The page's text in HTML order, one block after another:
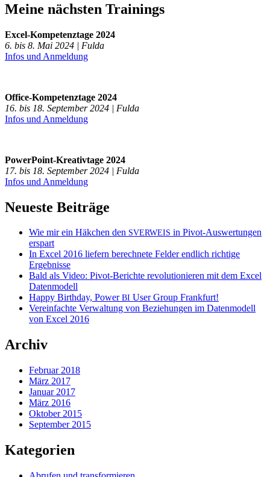
Meine nächsten Trainings
Excel-Kompetenztage 2024
6. bis 8. Mai 2024 | Fulda
Infos und Anmeldung
Office-Kompetenztage 2024
16. bis 18. September 2024 | Fulda
Infos und Anmeldung
PowerPoint-Kreativtage 2024
17. bis 18. September 2024 | Fulda
Infos und Anmeldung
Neueste Beiträge
Wie mir ein Häkchen den SVERWEIS in Pivot-Auswertungen
erspart
In Excel 2016 liefern berechnete Felder endlich richtige
Ergebnisse
Bald als Video: Pivot-Berichte revolutionieren mit dem Excel
Datenmodell
Happy Birthday, PowerBI User Group Frankfurt!
Vereinfachte Verwaltung von Beziehungen im Datenmodell
von Excel 2016
Archiv
Februar 2018
März 2017
Januar 2017
März 2016
Oktober 2015
September 2015
Kategorien